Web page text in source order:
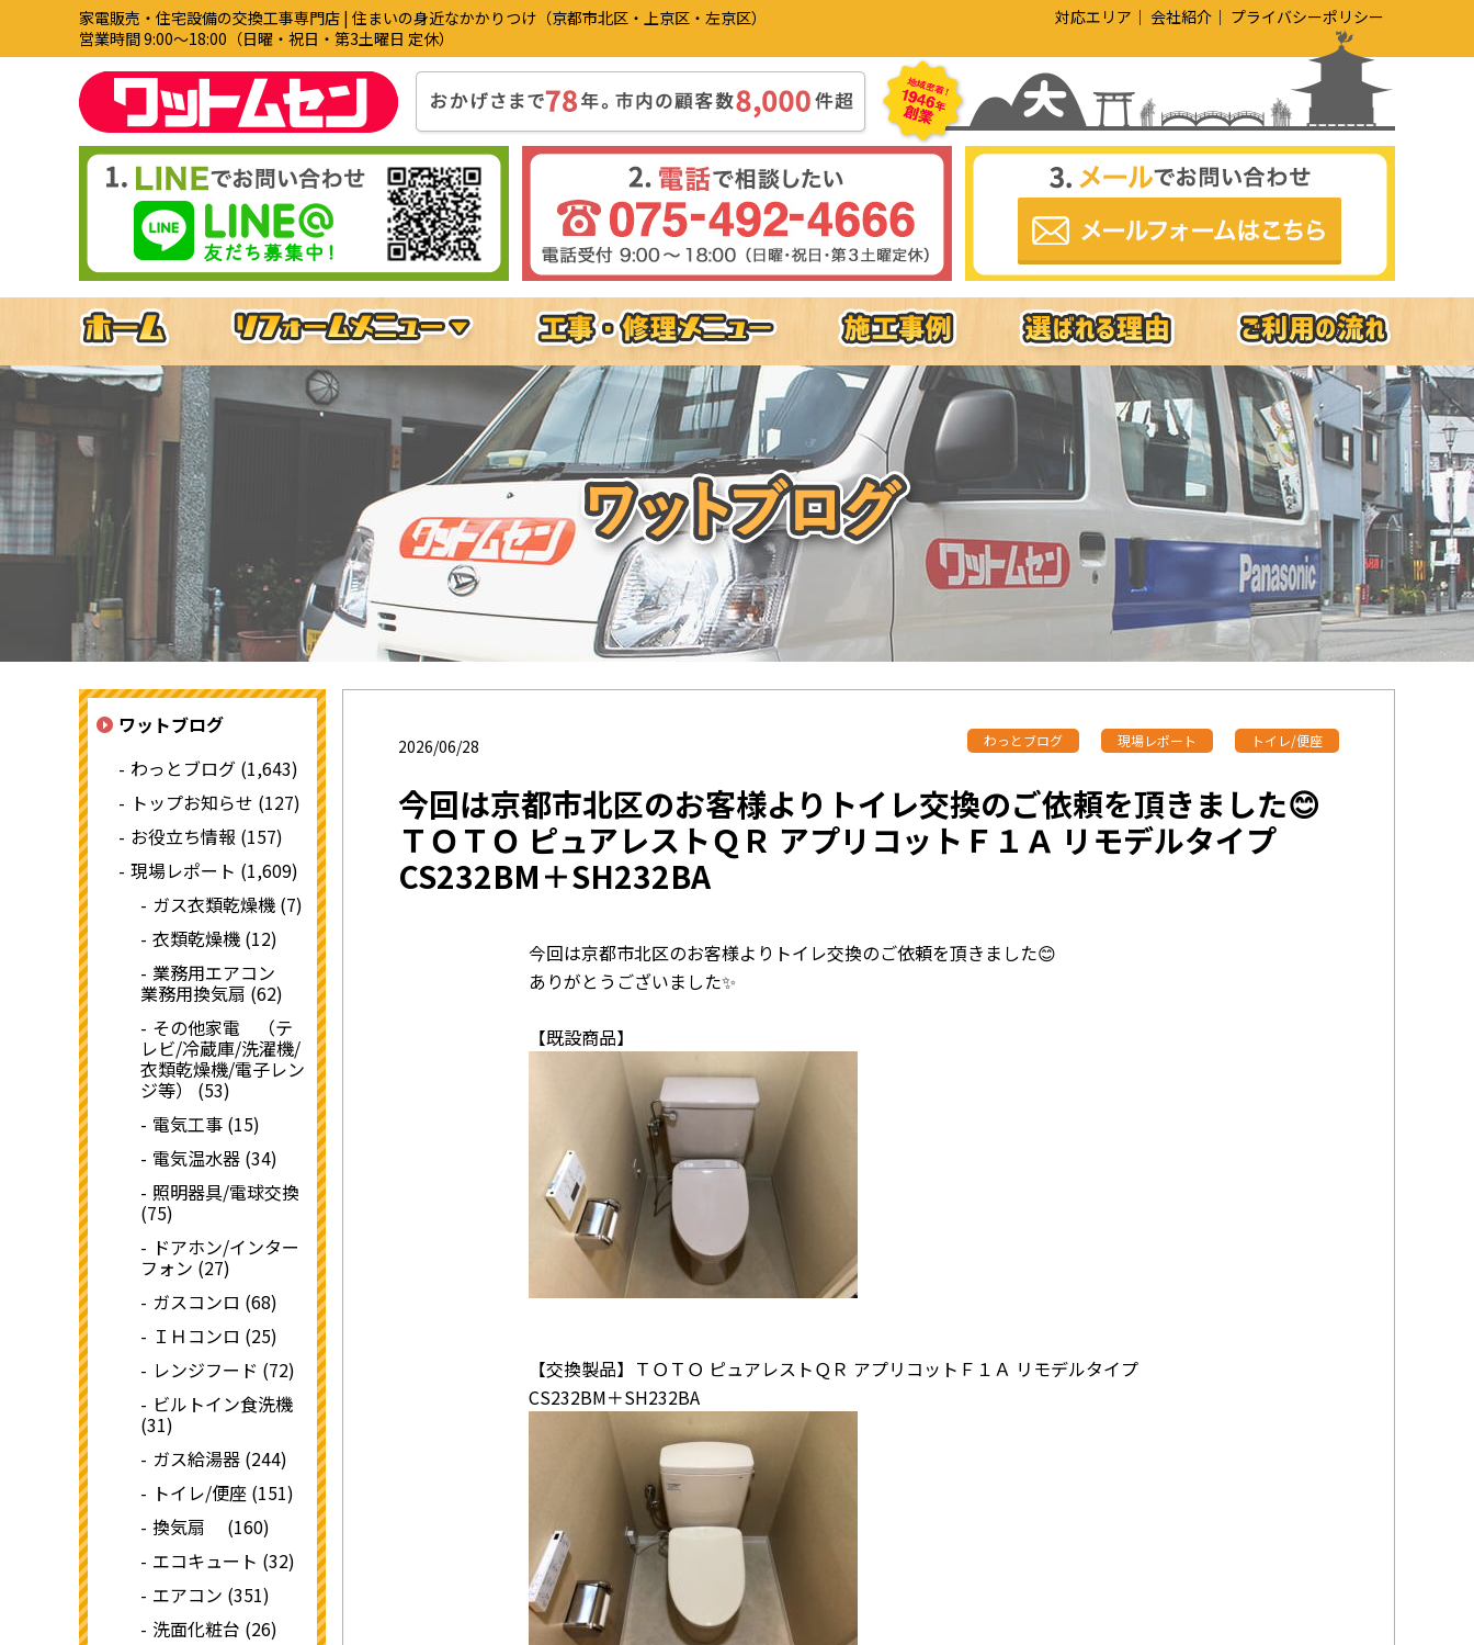
家電販売・住宅設備の交換工事専門店 | 住まいの身近なかかりつけ（京都市北区・上京区・左京区）
営業時間 9:00〜18:00（日曜・祝日・第3土曜日 定休）
対応エリア 会社紹介 プライバシーポリシー
2026/06/28 わっとブログ 現場レポート トイレ/便座
今回は京都市北区のお客様よりトイレ交換のご依頼を頂きました😊
ＴＯＴＯ ピュアレストＱＲ アプリコットＦ１Ａ リモデルタイプ
CS232BM＋SH232BA
今回は京都市北区のお客様よりトイレ交換のご依頼を頂きました😊
ありがとうございました✨
【既設商品】
【交換製品】ＴＯＴＯ ピュアレストＱＲ アプリコットＦ１Ａ リモデルタイプ
CS232BM＋SH232BA
ワットブログ
わっとブログ (1,643)
トップお知らせ (127)
お役立ち情報 (157)
現場レポート (1,609)
ガス衣類乾燥機 (7)
衣類乾燥機 (12)
業務用エアコン
業務用換気扇 (62)
その他家電 （テ
レビ/冷蔵庫/洗濯機/
衣類乾燥機/電子レン
ジ等） (53)
電気工事 (15)
電気温水器 (34)
照明器具/電球交換
(75)
ドアホン/インター
フォン (27)
ガスコンロ (68)
ＩＨコンロ (25)
レンジフード (72)
ビルトイン食洗機
(31)
ガス給湯器 (244)
トイレ/便座 (151)
換気扇 (160)
エコキュート (32)
エアコン (351)
洗面化粧台 (26)